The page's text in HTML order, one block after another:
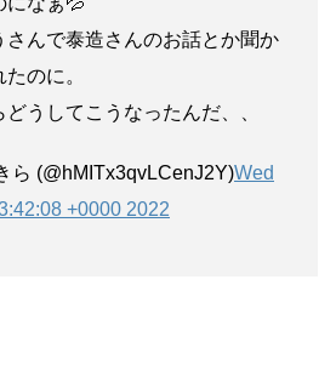
さんで泰造さんのお話とか聞か
のに。
どうしてこうなったんだ、、
ら (@hMITx3qvLCenJ2Y)Wed
+0000 2022